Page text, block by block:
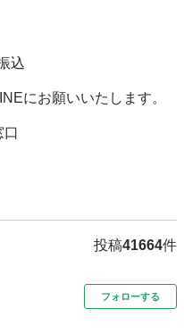
込
にお願いいたします。
投稿41664件
フォローする